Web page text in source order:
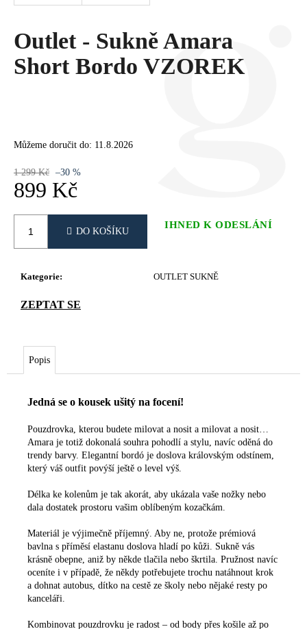
Outlet - Sukně Amara
Short Bordo VZOREK
Můžeme doručit do: 11.8.2026
1 299 Kč –30 %
899 Kč
DO KOŠÍKU
IHNED K ODESLÁNÍ
Kategorie: OUTLET SUKNĚ
Popis
Jedná se o kousek ušitý na focení!
Pouzdrovka, kterou budete milovat a nosit a milovat a nosit…
Amara je totiž dokonalá souhra pohodlí a stylu, navíc oděná do
trendy barvy. Elegantní bordó je doslova královským odstínem,
který váš outfit povýší ještě o level výš.
Délka ke kolenům je tak akorát, aby ukázala vaše nožky nebo
dala dostatek prostoru vašim oblíbeným kozačkám.
Materiál je výjimečně příjemný. Aby ne, protože prémiová
bavlna s příměsí elastanu doslova hladí po kůži. Sukně vás
krásně obepne, aniž by někde tlačila nebo škrtila. Pružnost navíc
oceníte i v případě, že někdy potřebujete trochu natáhnout krok
a dohnat autobus, dítko na cestě ze školy nebo nějaké resty po
kanceláři.
Kombinovat pouzdrovku je radost – od body přes košile až po
J
E
M
E